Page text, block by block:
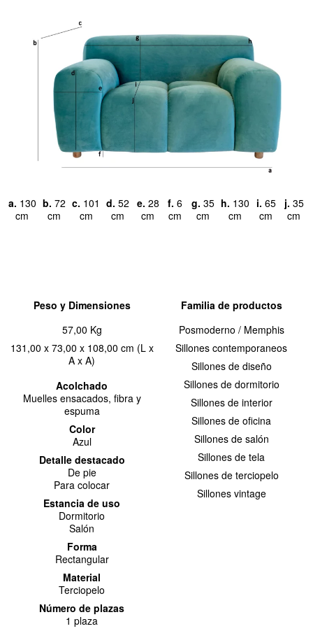
a. 130
cm
b. 72
cm
c. 101
cm
d. 52
cm
e. 28
cm
f. 6
cm
g. 35
cm
h. 130
cm
i. 65
cm
j. 35
cm
Peso y Dimensiones
57,00 Kg
131,00 x 73,00 x 108,00 cm (L x
A x A)
Acolchado
Muelles ensacados, fibra y
espuma
Color
Azul
Detalle destacado
De pie
Para colocar
Estancia de uso
Dormitorio
Salón
Forma
Rectangular
Material
Terciopelo
Número de plazas
1 plaza
Familia de productos
Posmoderno / Memphis
Sillones contemporaneos
Sillones de diseño
Sillones de dormitorio
Sillones de interior
Sillones de oficina
Sillones de salón
Sillones de tela
Sillones de terciopelo
Sillones vintage